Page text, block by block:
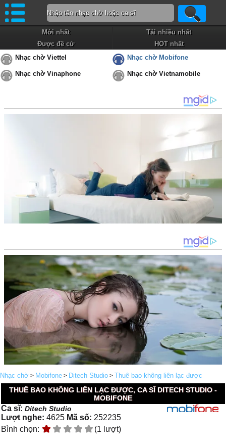
Mới nhất
Tải nhiều nhất
Được đề cử
HOT nhất
Nhạc chờ Viettel
Nhạc chờ Mobifone
Nhạc chờ Vinaphone Nhạc chờ Vietnamobile
Nhạc chờ > Mobifone > Ditech Studio > Thuê bao không liên lạc được
THUÊ BAO KHÔNG LIÊN LẠC ĐƯỢC, CA SĨ DITECH STUDIO -
MOBIFONE
Ca sĩ:Ditech Studio
Lượt nghe: 4625 Mã số: 252235
Bình chọn:
(1 lượt)